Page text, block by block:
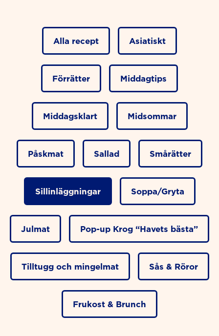
Alla recept Asiatiskt
Förrätter Middagtips
Middagsklart Midsommar
Påskmat Sallad Smårätter
Sillinläggningar Soppa/Gryta
Julmat Pop-up Krog “Havets bästa”
Tilltugg och mingelmat Sås & Röror
Frukost & Brunch